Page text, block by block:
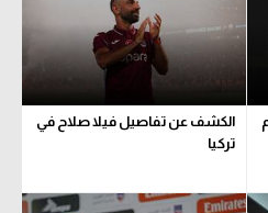
الكشف عن تفاصيل فيلا صلاح في
تركيا